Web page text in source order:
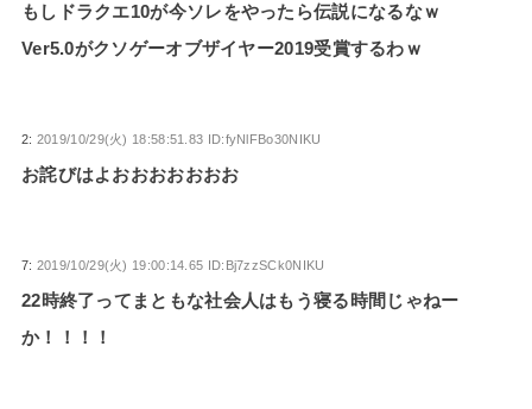
もしドラクエ10が今ソレをやったら伝説になるなｗ
Ver5.0がクソゲーオブザイヤー2019受賞するわｗ
2: 2019/10/29(火) 18:58:51.83 ID:fyNlFBo30NIKU
お詫びはよおおおおおおお
7: 2019/10/29(火) 19:00:14.65 ID:Bj7zzSCk0NIKU
22時終了ってまともな社会人はもう寝る時間じゃねー
か！！！！